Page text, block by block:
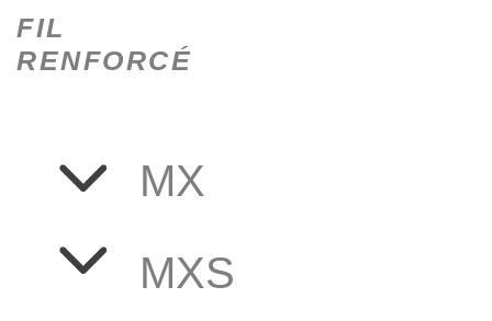
FIL
RENFORCÉ
MX
MXS